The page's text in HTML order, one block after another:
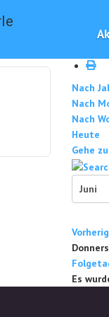
Nach
Nach
Nach
Heute
Gehe
Es